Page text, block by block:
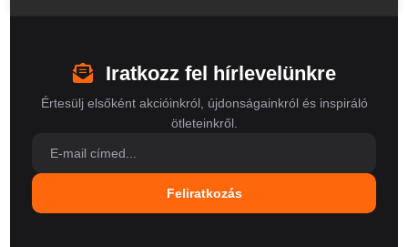
Iratkozz fel hírlevelünkre
Értesülj elsőként akcióinkról, újdonságainkról és inspiráló
ötleteinkről.
Feliratkozás